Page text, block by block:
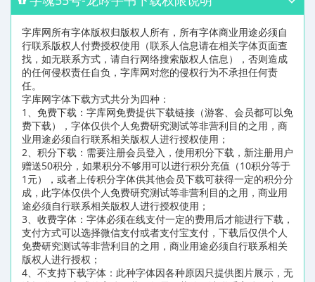
字库网所有字体版权归版权人所有，所有字体商业用途必须自
行联系版权人付费授权使用（联系人信息请在相关字体页面查
找，如无联系方式，请自行网络搜索版权人信息），否则造成
的任何侵权责任自负，字库网对您的侵权行为不承担任何责
任。
字库网字体下载方式共分为四种：
1、免费下载：字库网免费提供下载链接（游客、会员都可以免
费下载），字体仅供个人免费研究测试等非营利目的之用，商
业用途必须自行联系相关版权人进行授权使用；
2、积分下载：需要注册会员登入，使用积分下载，新注册用户
赠送50积分，如果积分不够用可以进行积分充值（10积分等于
1元），或者上传积分字体供其他会员下载可获得一定的积分分
成，此字体仅供个人免费研究测试等非营利目的之用，商业用
途必须自行联系相关版权人进行授权使用；
3、收费字体：字体必须在线支付一定的费用后才能进行下载，
支付方式可以选择微信支付或者支付宝支付，下载后仅供个人
免费研究测试等非营利目的之用，商业用途必须自行联系相关
版权人进行授权；
4、不支持下载字体：此种字体因各种原因只提供图片展示，无